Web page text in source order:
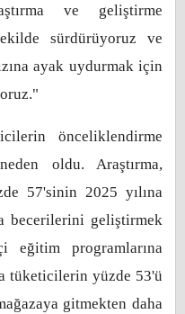
ve geliştirme
sürdürüyoruz ve
ayak uydurmak için
önceliklendirme
oldu. Araştırma,
57'sinin 2025 yılına
becerilerini geliştirmek
eğitim programlarına
tüketicilerin yüzde 53'ü
gitmekten daha